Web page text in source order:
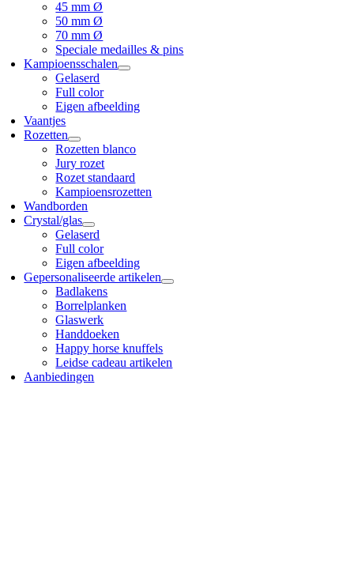
45 mm Ø
50 mm Ø
70 mm Ø
Speciale medailles & pins
Kampioensschalen
Gelaserd
Full color
Eigen afbeelding
Vaantjes
Rozetten
Rozetten blanco
Jury rozet
Rozet standaard
Kampioensrozetten
Wandborden
Crystal/glas
Gelaserd
Full color
Eigen afbeelding
Gepersonaliseerde artikelen
Badlakens
Borrelplanken
Glaswerk
Handdoeken
Happy horse knuffels
Leidse cadeau artikelen
Aanbiedingen